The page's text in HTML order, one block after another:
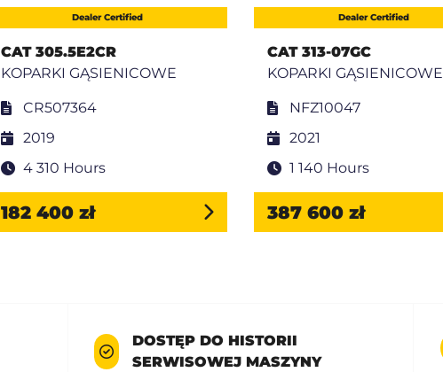
Dealer Certified
CAT 305.5E2CR
KOPARKI GĄSIENICOWE
CR507364
2019
4 310 Hours
182 400 zł
Dealer Certified
CAT 313-07GC
KOPARKI GĄSIENICOWE
NFZ10047
2021
1 140 Hours
387 600 zł
DOSTĘP DO HISTORII
SERWISOWEJ MASZYNY